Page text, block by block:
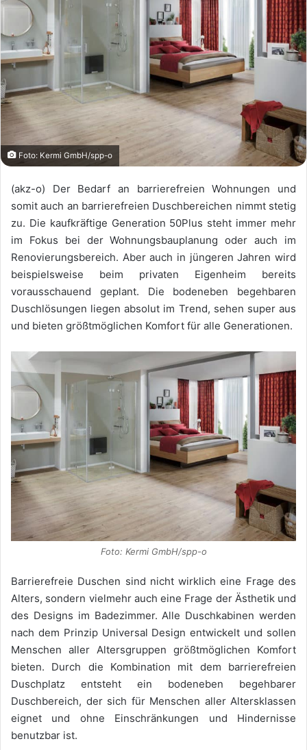
Foto: Kermi GmbH/spp-o
(akz-o) Der Bedarf an barrierefreien Wohnungen und
somit auch an barrierefreien Duschbereichen nimmt stetig
zu. Die kaufkräftige Generation 50Plus steht immer mehr
im Fokus bei der Wohnungsbauplanung oder auch im
Renovierungsbereich. Aber auch in jüngeren Jahren wird
beispielsweise beim privaten Eigenheim bereits
vorausschauend geplant. Die bodeneben begehbaren
Duschlösungen liegen absolut im Trend, sehen super aus
und bieten größtmöglichen Komfort für alle Generationen.
Foto: Kermi GmbH/spp-o
Barrierefreie Duschen sind nicht wirklich eine Frage des
Alters, sondern vielmehr auch eine Frage der Ästhetik und
des Designs im Badezimmer. Alle Duschkabinen werden
nach dem Prinzip Universal Design entwickelt und sollen
Menschen aller Altersgruppen größtmöglichen Komfort
bieten. Durch die Kombination mit dem barrierefreien
Duschplatz entsteht ein bodeneben begehbarer
Duschbereich, der sich für Menschen aller Altersklassen
eignet und ohne Einschränkungen und Hindernisse
benutzbar ist.